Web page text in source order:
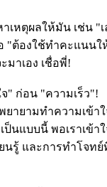
เหตุผลให้มัน เช่น "
"ต้องใช้ทำคะแนนใ
าเอง เชื่อพี่!
จ" ก่อน "ความเร็ว"!
ยายามทำความเข้า
ป็นแบบนี้ พอเราเข้า
นรู้ และการทำโจท